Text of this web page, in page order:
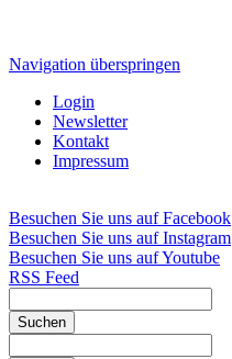
Navigation überspringen
Login
Newsletter
Kontakt
Impressum
Besuchen Sie uns auf Facebook
Besuchen Sie uns auf Instagram
Besuchen Sie uns auf Youtube
RSS Feed
Suchen